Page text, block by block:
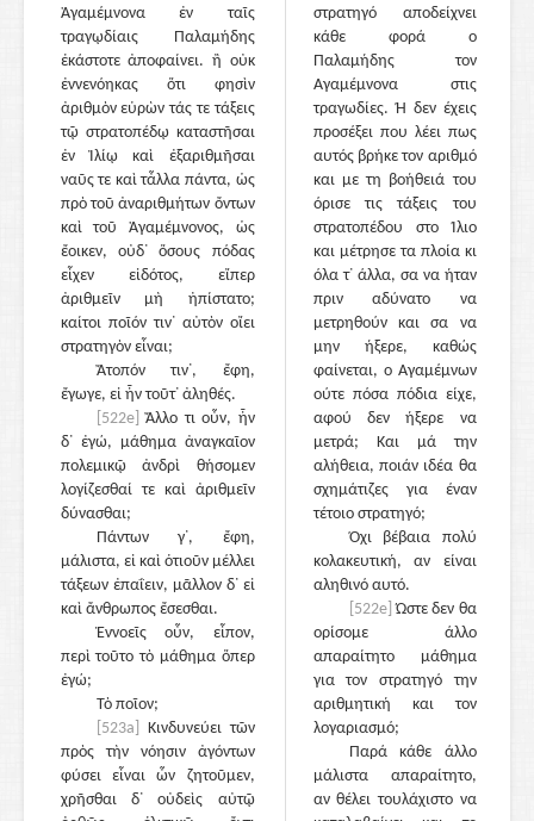
Ἀγαμέμνονα ἐν ταῖς
τραγῳδίαις Παλαμήδης
ἑκάστοτε ἀποφαίνει. ἢ οὐκ
ἐννενόηκας ὅτι φησὶν
ἀριθμὸν εὑρὼν τάς τε τάξεις
τῷ στρατοπέδῳ καταστῆσαι
ἐν Ἰλίῳ καὶ ἐξαριθμῆσαι
ναῦς τε καὶ τἆλλα πάντα, ὡς
πρὸ τοῦ ἀναριθμήτων ὄντων
καὶ τοῦ Ἀγαμέμνονος, ὡς
ἔοικεν, οὐδ᾽ ὅσους πόδας
εἶχεν εἰδότος, εἴπερ
ἀριθμεῖν μὴ ἠπίστατο;
καίτοι ποῖόν τιν᾽ αὐτὸν οἴει
στρατηγὸν εἶναι;
Ἄτοπόν τιν᾽, ἔφη,
ἔγωγε, εἰ ἦν τοῦτ᾽ ἀληθές.
[522e] Ἄλλο τι οὖν, ἦν
δ᾽ ἐγώ, μάθημα ἀναγκαῖον
πολεμικῷ ἀνδρὶ θήσομεν
λογίζεσθαί τε καὶ ἀριθμεῖν
δύνασθαι;
Πάντων γ᾽, ἔφη,
μάλιστα, εἰ καὶ ὁτιοῦν μέλλει
τάξεων ἐπαΐειν, μᾶλλον δ᾽ εἰ
καὶ ἄνθρωπος ἔσεσθαι.
Ἐννοεῖς οὖν, εἶπον,
περὶ τοῦτο τὸ μάθημα ὅπερ
ἐγώ;
Τὸ ποῖον;
[523a]
Κινδυνεύει τῶν
πρὸς τὴν νόησιν ἀγόντων
φύσει εἶναι ὧν ζητοῦμεν,
χρῆσθαι δ᾽ οὐδεὶς αὐτῷ
στρατηγό αποδείχνει
κάθε φορά ο
Παλαμήδης τον
Αγαμέμνονα στις
τραγωδίες. Ή δεν έχεις
προσέξει που λέει πως
αυτός βρήκε τον αριθμό
και με τη βοήθειά του
όρισε τις τάξεις του
στρατοπέδου στο Ίλιο
και μέτρησε τα πλοία κι
όλα τ᾽ άλλα, σα να ήταν
πριν αδύνατο να
μετρηθούν και σα να
μην ήξερε, καθώς
φαίνεται, ο Αγαμέμνων
ούτε πόσα πόδια είχε,
αφού δεν ήξερε να
μετρά; Και μά την
αλήθεια, ποιάν ιδέα θα
σχημάτιζες για έναν
τέτοιο στρατηγό;
Όχι βέβαια πολύ
κολακευτική, αν είναι
αληθινό αυτό.
[522e]Ώστε δεν θα
ορίσομε άλλο
απαραίτητο μάθημα
για τον στρατηγό την
αριθμητική και τον
λογαριασμό;
Παρά κάθε άλλο
μάλιστα απαραίτητο,
αν θέλει τουλάχιστο να